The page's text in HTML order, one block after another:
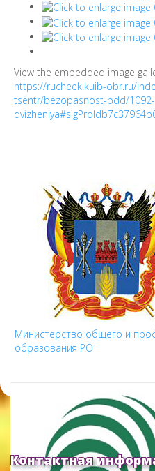
View the embedded image
https://rucheek.kuib-obr.ru/
tsentr/bezopasnost-pdd/
Министерство общего и
образования РО
Контактная